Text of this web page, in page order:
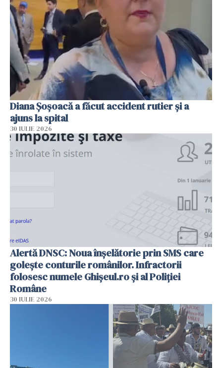
Diana Șoșoacă a făcut accident rutier și a
ajuns la spital
30 IULIE 2026
Alertă DNSC: Noua înșelătorie prin SMS care
golește conturile românilor. Infractorii
folosesc numele Ghișeul.ro și al Poliției
Române
30 IULIE 2026